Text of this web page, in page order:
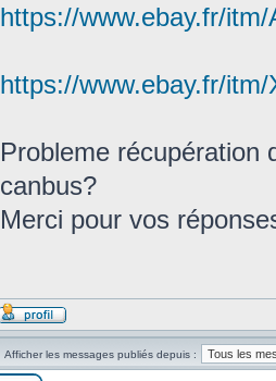
https://www.ebay.fr/
https://www.ebay.fr/
Probleme récupération
canbus?
Merci pour vos
Afficher les messages publiés depuis :